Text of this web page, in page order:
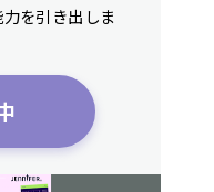
を引き出しま